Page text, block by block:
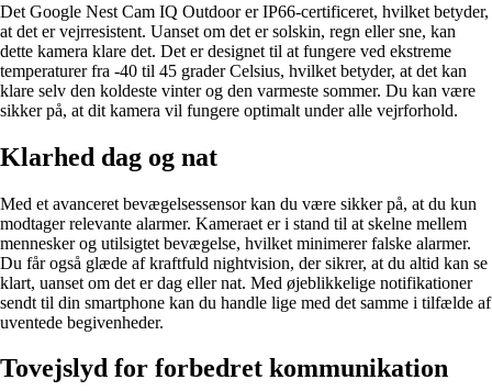
Det Google Nest Cam IQ Outdoor er IP66-certificeret, hvilket betyder,
at det er vejrresistent. Uanset om det er solskin, regn eller sne, kan
dette kamera klare det. Det er designet til at fungere ved ekstreme
temperaturer fra -40 til 45 grader Celsius, hvilket betyder, at det kan
klare selv den koldeste vinter og den varmeste sommer. Du kan være
sikker på, at dit kamera vil fungere optimalt under alle vejrforhold.
Klarhed dag og nat
Med et avanceret bevægelsessensor kan du være sikker på, at du kun
modtager relevante alarmer. Kameraet er i stand til at skelne mellem
mennesker og utilsigtet bevægelse, hvilket minimerer falske alarmer.
Du får også glæde af kraftfuld nightvision, der sikrer, at du altid kan se
klart, uanset om det er dag eller nat. Med øjeblikkelige notifikationer
sendt til din smartphone kan du handle lige med det samme i tilfælde af
uventede begivenheder.
Tovejslyd for forbedret kommunikation